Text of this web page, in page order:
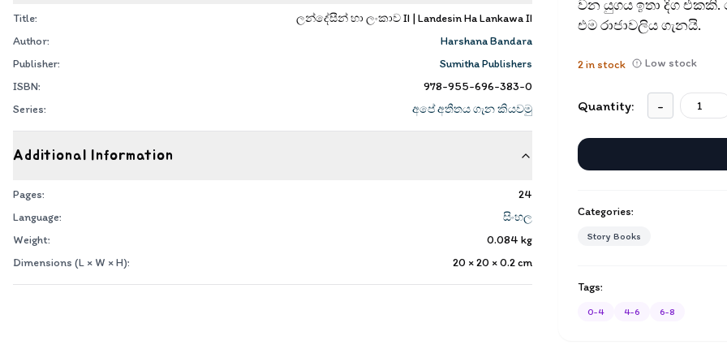
Title:
ලන්දේසීන් හා ලංකාව II | Landesin Ha Lankawa II
Author:
Harshana Bandara
Publisher:
Sumitha Publishers
ISBN:
978-955-696-383-0
Series:
අපේ අතීතය ගැන කියවමු
Additional Information
Pages:
24
Language:
සිංහල
Weight:
0.084 kg
Dimensions (L × W × H):
20 × 20 × 0.2cm
වන යුගය ඉතා දිග
එම රාජාවලිය ගැනයි.
2in stock Low stock
Quantity: -
Categories:
Story Books
Tags:
0-4 4-6 6-8